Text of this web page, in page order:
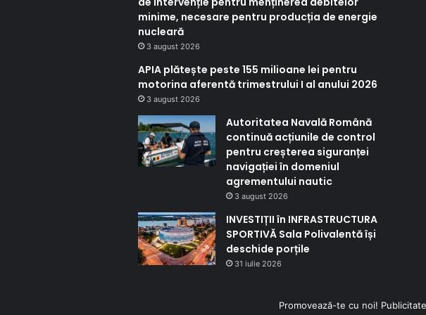
minime, necesare pentru producția de energie
nucleară
3 august 2026
APIA plătește peste 155 milioane lei pentru
motorina aferentă trimestrului I al anului 2026
3 august 2026
Autoritatea Navală Română
continuă acțiunile de control
pentru creșterea siguranței
navigației în domeniul
agrementului nautic
3 august 2026
INVESTIȚII în INFRASTRUCTURA
SPORTIVĂ Sala Polivalentă își
deschide porțile
31 iulie 2026
Promovează-te cu noi!